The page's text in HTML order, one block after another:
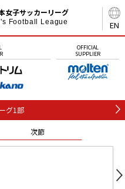
EN
女子サッカーリーグ
Football League
OFFICIAL
SUPPLIER
グ1部
次節